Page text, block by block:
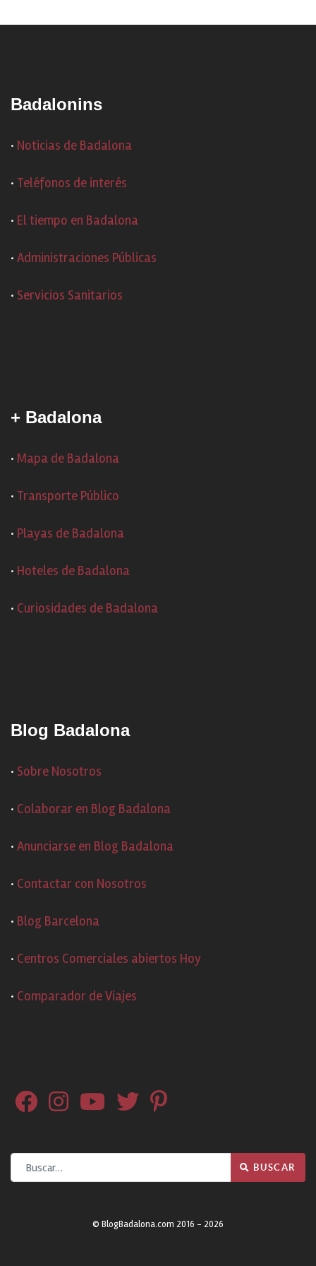
Badalonins
· Noticias de Badalona
· Teléfonos de interés
· El tiempo en Badalona
· Administraciones Públicas
· Servicios Sanitarios
+ Badalona
· Mapa de Badalona
· Transporte Público
· Playas de Badalona
· Hoteles de Badalona
· Curiosidades de Badalona
Blog Badalona
· Sobre Nosotros
· Colaborar en Blog Badalona
· Anunciarse en Blog Badalona
· Contactar con Nosotros
· Blog Barcelona
· Centros Comerciales abiertos Hoy
· Comparador de Viajes
Buscar BUSCAR
© BlogBadalona.com 2016 - 2026